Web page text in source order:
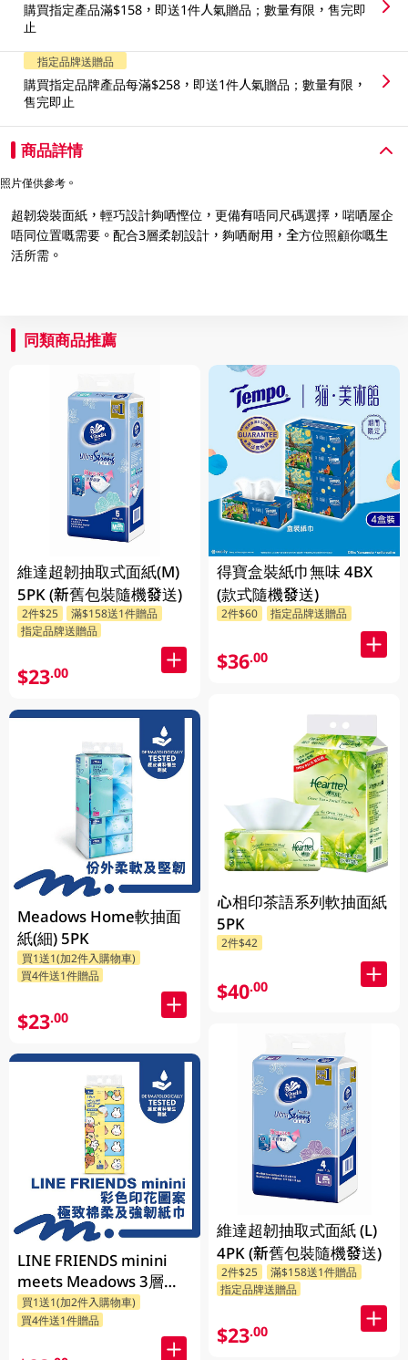
購買指定產品滿$158，即送1件人氣贈品；數量有限，售完即
止
指定品牌送贈品
購買指定品牌產品每滿$258，即送1件人氣贈品；數量有限，
售完即止
商品詳情
照片僅供參考。
超韌袋裝面紙，輕巧設計夠哂慳位，更備有唔同尺碼選擇，啱哂屋企
唔同位置嘅需要。配合3層柔韌設計，夠哂耐用，全方位照顧你嘅生
活所需。
同類商品推薦
維達超韌抽取式面紙(M)
5PK (新舊包裝隨機發送)
2件$25
滿$158送1件贈品
指定品牌送贈品
$23.00
Meadows Home軟抽面
紙(細) 5PK
買1送1(加2件入購物車)
買4件送1件贈品
$23.00
LINE FRIENDS minini
meets Meadows 3層印
花細碼袋裝面紙 110張 x
5包 (包裝隨機發送)
買1送1(加2件入購物車)
買4件送1件贈品
得寶盒裝紙巾無味 4BX
(款式隨機發送)
2件$60 指定品牌送贈品
$36.00
心相印茶語系列軟抽面紙
5PK
2件$42
$40.00
維達超韌抽取式面紙 (L)
4PK (新舊包裝隨機發送)
2件$25
滿$158送1件贈品
指定品牌送贈品
$23.00